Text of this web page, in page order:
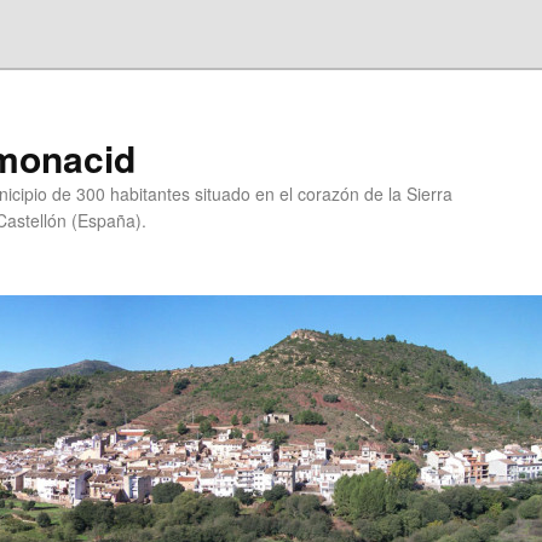
de 300 habitantes situado en el corazón de la Sierra
(España).